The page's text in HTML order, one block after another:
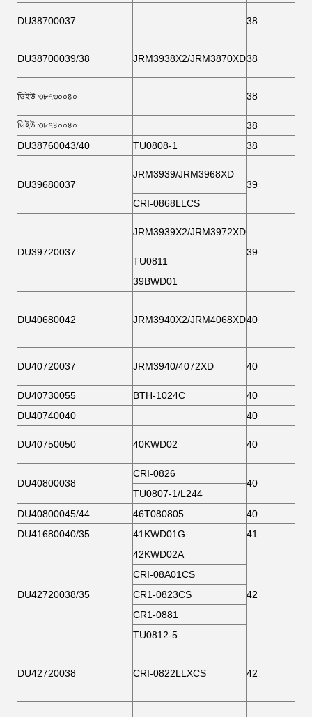
DU38700037 38
DU38700039/38 JRM3938X2/JRM3870XD38
ডিইউ ৩৮৭৩০০৪০ 38
ডিইউ ৩৮৭৪০০৪০
38
DU38760043/40
TU0808-1 38
DU39680037
JRM3939/JRM3968XD
39
CRI-0868LLCS
DU39720037
JRM3939X2/JRM3972XD
39
TU0811
39BWD01
DU40680042 JRM3940X2/JRM4068XD40
DU40720037 JRM3940/4072XD 40
DU40730055 BTH-1024C
40
DU40740040
40
DU40750050 40KWD02 40
DU40800038
CRI-0826
40
TU0807-1/L244
DU40800045/44
46T080805
40
DU41680040/35
41KWD01G 41
DU42720038/35
42KWD02A
42
CRI-08A01CS
CR1-0823CS
CR1-0881
TU0812-5
DU42720038 CRI-0822LLXCS 42